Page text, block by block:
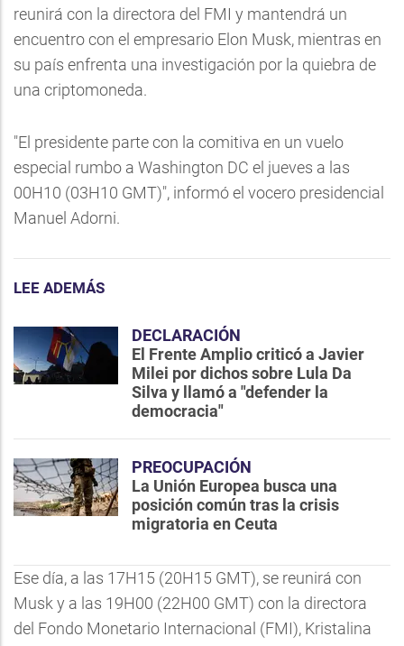
reunirá con la directora del FMI y mantendrá un
encuentro con el empresario Elon Musk, mientras en
su país enfrenta una investigación por la quiebra de
una criptomoneda.
"El presidente parte con la comitiva en un vuelo
especial rumbo a Washington DC el jueves a las
00H10 (03H10 GMT)", informó el vocero presidencial
Manuel Adorni.
LEE ADEMÁS
DECLARACIÓN
El Frente Amplio criticó a Javier
Milei por dichos sobre Lula Da
Silva y llamó a "defender la
democracia"
PREOCUPACIÓN
La Unión Europea busca una
posición común tras la crisis
migratoria en Ceuta
Ese día, a las 17H15 (20H15 GMT), se reunirá con
Musk y a las 19H00 (22H00 GMT) con la directora
del Fondo Monetario Internacional (FMI), Kristalina